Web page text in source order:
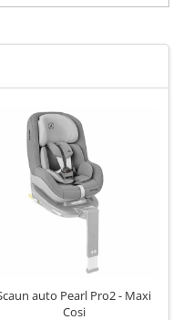
auto Pearl Pro2 - Maxi
Cosi